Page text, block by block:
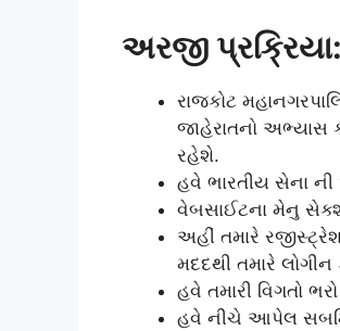
અરજી પ્રક્રિયા:
રાજકોટ
જાહેરાતનો અભ્યાસ
રહેશે.
હવે ભારતીય સેના
વેબસાઈટના મેનુ
અહીં તમારે
મદદથી તમારે
હવે તમારી વિગતો
હવે નીચે આપેલ